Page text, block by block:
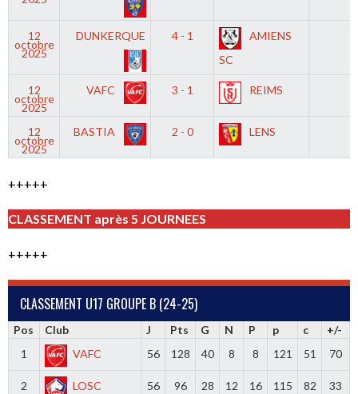
12
octobre
2025
DUNKERQUE 4 - 1
AMIENS
SC
12
octobre
2025
VAFC 3 - 1 REIMS
12
octobre
2025
BASTIA 2 - 0 LENS
+++++
CLASSEMENT après 5 JOURNEES
+++++
CLASSEMENT U17 GROUPE B (24-25)
Pos Club J Pts G N P p c
+/-
1
VAFC 56 128 40 8 8 121 51 70
2 LOSC 56 96 28 12 16 115 82 33